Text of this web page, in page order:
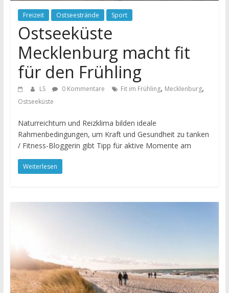
Freizeit Ostseestrände Sport
Ostseeküste
Mecklenburg macht fit
für den Frühling
LS 0 Kommentare Fit im Frühling, Mecklenburg,
Ostseeküste
Naturreichtum und Reizklima bilden ideale
Rahmenbedingungen, um Kraft und Gesundheit zu tanken
/ Fitness-Bloggerin gibt Tipp für aktive Momente am
Weiterlesen